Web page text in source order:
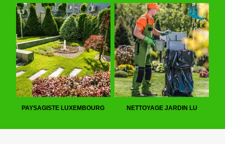
PAYSAGISTE LUXEMBOURG NETTOYAGE JARDIN LU